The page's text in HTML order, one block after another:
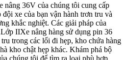
nâng 36V của chúng tôi cung cấp
xe của bạn vận hành trơn tru và
khắc nghiệt. Các giải pháp của
Lớp IIXe nâng hàng sử dụng pin 36
trong các lối đi hẹp, kho chứa hàng
kho chật hẹp khác. Khám phá bộ
chúng tôi để tìm ra loại phù hợp